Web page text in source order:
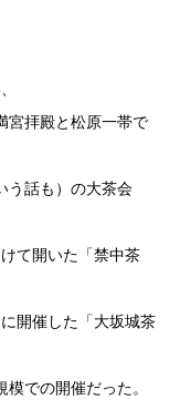
宮拝殿と松原一帯で
う話も）の大茶会
て開いた「禁中茶
開催した「大坂城茶
での開催だった。